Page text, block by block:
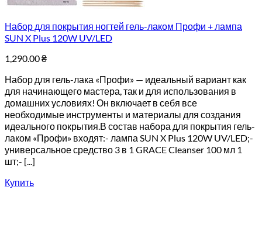
Набор для покрытия ногтей гель-лаком Профи + лампа
SUN X Plus 120W UV/LED
1,290.00₴
Набор для гель-лака «Профи» — идеальный вариант как
для начинающего мастера, так и для использования в
домашних условиях! Он включает в себя все
необходимые инструменты и материалы для создания
идеального покрытия.В состав набора для покрытия гель-
лаком «Профи» входят:- лампа SUN X Plus 120W UV/LED;-
универсальное средство 3 в 1 GRACE Cleanser 100 мл 1
шт;- [...]
Купить